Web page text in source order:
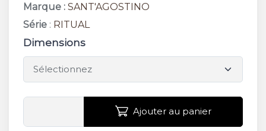
Marque : SANT'AGOSTINO
Série : RITUAL
Dimensions
Ajouter au panier